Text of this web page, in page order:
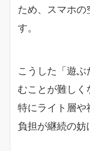
ため、スマホの
す。
こうした「遊
むことが難しく
特にライト層や
負担が継続の妨